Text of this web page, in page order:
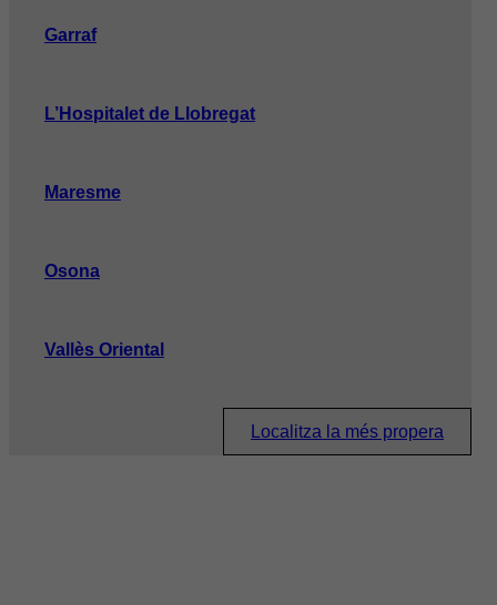
Garraf
L’Hospitalet de Llobregat
Maresme
Osona
Vallès Oriental
Localitza la més propera